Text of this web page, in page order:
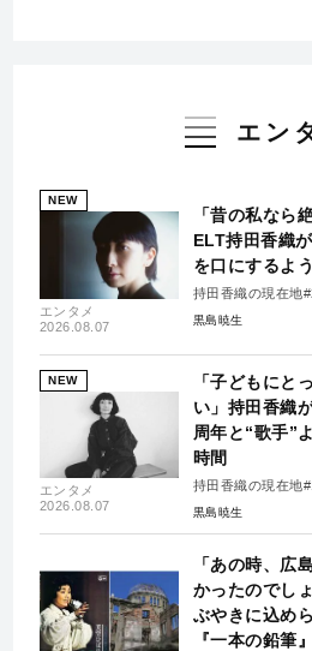
エン
NEW
エンタメ
2026.08.07
「昔の私なら
ELT持田香織
を口にするよ
持田香織の現在地
黒島暁生
NEW
エンタメ
2026.08.07
「子どもにと
い」持田香織
周年と“歌手”
時間
持田香織の現在地
黒島暁生
「あの時、広
かったのでし
ぶやきに込め
『一本の鉛筆